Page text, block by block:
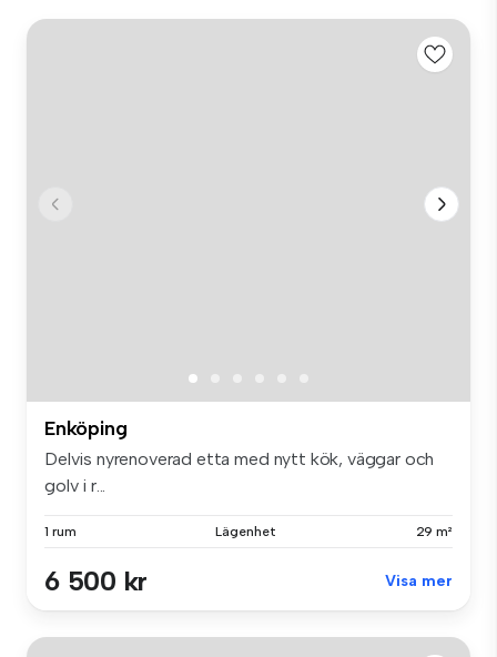
Enköping
Delvis nyrenoverad etta med nytt kök, väggar och
golv i r...
1 rum Lägenhet 29 m²
6 500 kr Visa mer